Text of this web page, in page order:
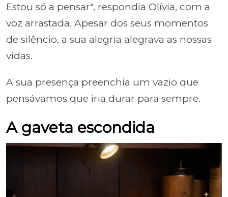
Estou só a pensar", respondia Olívia, com a
voz arrastada. Apesar dos seus momentos
de silêncio, a sua alegria alegrava as nossas
vidas.
A sua presença preenchia um vazio que
pensávamos que iria durar para sempre.
A gaveta escondida